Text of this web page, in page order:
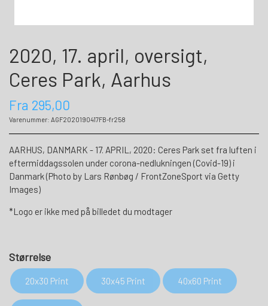
2020, 17. april, oversigt,
Ceres Park, Aarhus
Fra 295,00
Varenummer: AGF2020190417FB-fr258
AARHUS, DANMARK - 17. APRIL, 2020: Ceres Park set fra luften i
eftermiddagssolen under corona-nedlukningen (Covid-19) i
Danmark (Photo by Lars Rønbøg / FrontZoneSport via Getty
Images)
*Logo er ikke med på billedet du modtager
Størrelse
20x30 Print 30x45 Print 40x60 Print